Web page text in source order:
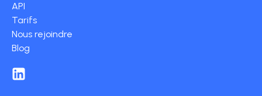
API
Tarifs
Nous rejoindre
Blog